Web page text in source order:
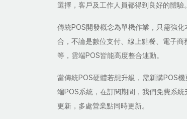
選擇，客戶及工作人員都得到良好的體驗。
傳統POS開發概念為單機作業，只需強
合，不論是數位支付、線上點餐、電子
等，雲端POS皆能高度整合連動。
當傳統POS硬體若想升級，需新購POS
端POS系統，在訂閱期間，我們免費系
更新，多處營業點同時更新。